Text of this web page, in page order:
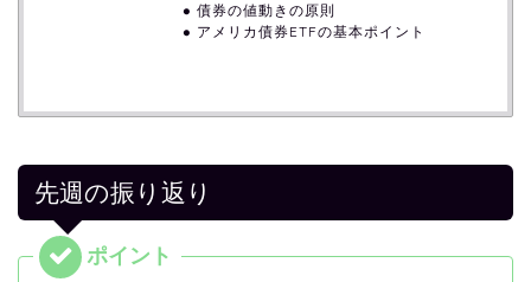
債券の値動きの原則
アメリカ債券ETFの基本ポイント
先週の振り返り